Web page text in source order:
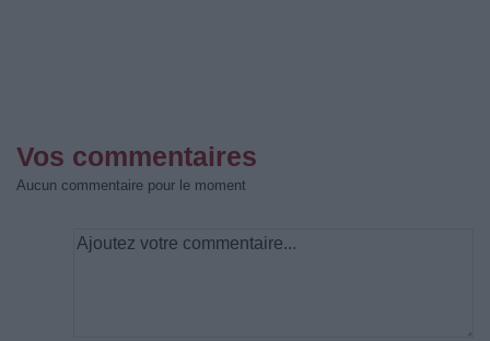
Vos commentaires
Aucun commentaire pour le moment